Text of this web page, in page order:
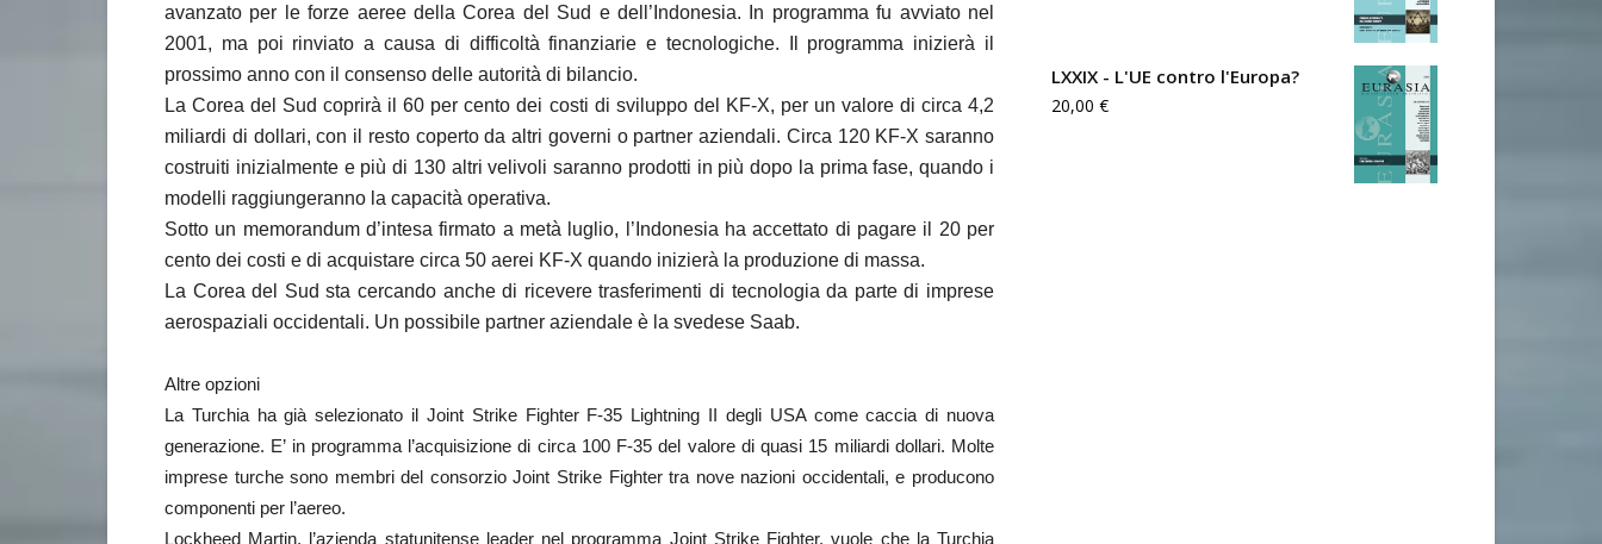
avanzato per le forze aeree della Corea del Sud e dell’Indonesia. In programma fu avviato nel
2001, ma poi rinviato a causa di difficoltà finanziarie e tecnologiche. Il programma inizierà il
prossimo anno con il consenso delle autorità di bilancio.
La Corea del Sud coprirà il 60 per cento dei costi di sviluppo del KF-X, per un valore di circa 4,2
miliardi di dollari, con il resto coperto da altri governi o partner aziendali. Circa 120 KF-X saranno
costruiti inizialmente e più di 130 altri velivoli saranno prodotti in più dopo la prima fase, quando i
modelli raggiungeranno la capacità operativa.
Sotto un memorandum d’intesa firmato a metà luglio, l’Indonesia ha accettato di pagare il 20 per
cento dei costi e di acquistare circa 50 aerei KF-X quando inizierà la produzione di massa.
La Corea del Sud sta cercando anche di ricevere trasferimenti di tecnologia da parte di imprese
aerospaziali occidentali. Un possibile partner aziendale è la svedese Saab.
Altre opzioni
La Turchia ha già selezionato il Joint Strike Fighter F-35 Lightning II degli USA come caccia di nuova
generazione. E’ in programma l’acquisizione di circa 100 F-35 del valore di quasi 15 miliardi dollari. Molte
imprese turche sono membri del consorzio Joint Strike Fighter tra nove nazioni occidentali, e producono
componenti per l’aereo.
Lockheed Martin, l’azienda statunitense leader nel programma Joint Strike Fighter, vuole che la Turchia
LXXIX - L'UE contro l'Europa?
20,00 €